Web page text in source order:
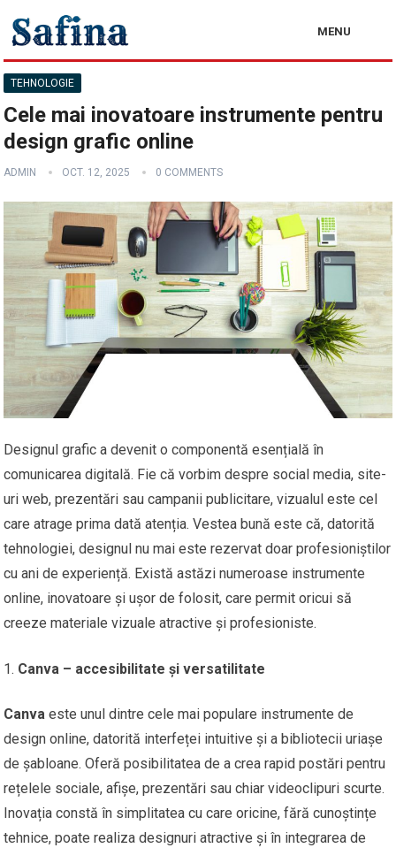
MENU
TEHNOLOGIE
Cele mai inovatoare instrumente pentru
design grafic online
ADMIN OCT. 12, 2025 0 COMMENTS
Designul grafic a devenit o componentă esențială în
comunicarea digitală. Fie că vorbim despre social media, site-
uri web, prezentări sau campanii publicitare, vizualul este cel
care atrage prima dată atenția. Vestea bună este că, datorită
tehnologiei, designul nu mai este rezervat doar profesioniștilor
cu ani de experiență. Există astăzi numeroase instrumente
online, inovatoare și ușor de folosit, care permit oricui să
creeze materiale vizuale atractive și profesioniste.
Canva – accesibilitate și versatilitate
Canva este unul dintre cele mai populare instrumente de
design online, datorită interfeței intuitive și a bibliotecii uriașe
de șabloane. Oferă posibilitatea de a crea rapid postări pentru
rețelele sociale, afișe, prezentări sau chiar videoclipuri scurte.
Inovația constă în simplitatea cu care oricine, fără cunoștințe
tehnice, poate realiza designuri atractive și în integrarea de